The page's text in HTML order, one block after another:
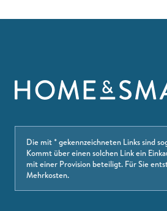
Die mit * gekennzeichneten Links sind
Kommt über einen solchen Link ein
mit einer Provision beteiligt. Für Sie
Mehrkosten.